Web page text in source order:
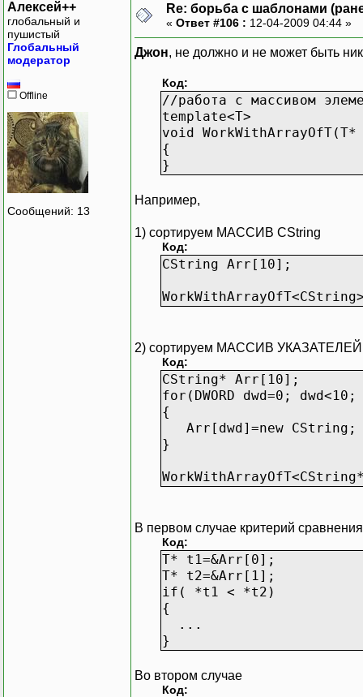
Алексей++
глобальный и
пушистый
Глобальный
модератор
Offline
Сообщений: 13
Re: борьба с шаблонами
« Ответ #106 : 12-04-2009 04:44 »
Джон, не должно и не может быть
Код:
//работа с массивом
template<T>
void WorkWithArrayOfT(T*
{
}
Например,
1) сортируем МАССИВ CString
Код:
CString Arr[10];
2) сортируем МАССИВ УКАЗАТЕЛЕЙ
Код:
CString* Arr[10];
for(DWORD dwd=0; dwd<10;
{
Arr[dwd]=new CString;
}
В первом случае критерий
Код:
T* t1=&Arr[0];
T* t2=&Arr[1];
if( *t1 < *t2)
{
...
}
Во втором случае
Код: